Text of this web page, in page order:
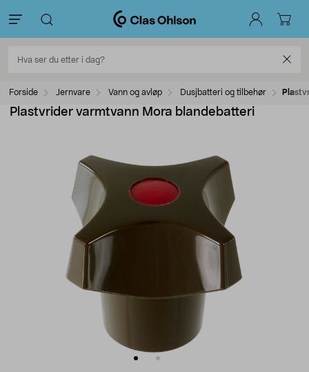
Forside Jernvare Vann og avløp Dusjbatteri og tilbehør
Plastvrider varmtvann Mora blandebatteri